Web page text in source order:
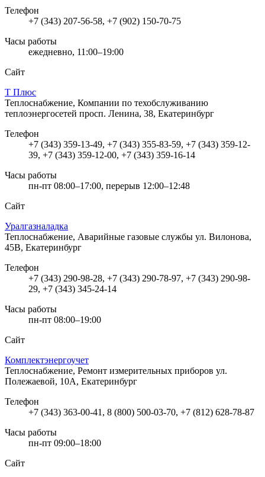
Телефон
+7 (343) 207-56-58, +7 (902) 150-70-75
Часы работы
ежедневно, 11:00–19:00
Сайт
Т Плюс
Теплоснабжение, Компании по техобслуживанию
теплоэнергосетей просп. Ленина, 38, Екатеринбург
Телефон
+7 (343) 359-13-49, +7 (343) 355-83-59, +7 (343) 359-12-
39, +7 (343) 359-12-00, +7 (343) 359-16-14
Часы работы
пн-пт 08:00–17:00, перерыв 12:00–12:48
Сайт
Уралгазналадка
Теплоснабжение, Аварийные газовые службы ул. Вилонова,
45В, Екатеринбург
Телефон
+7 (343) 290-98-28, +7 (343) 290-78-97, +7 (343) 290-98-
29, +7 (343) 345-24-14
Часы работы
пн-пт 08:00–19:00
Сайт
Комплектэнергоучет
Теплоснабжение, Ремонт измерительных приборов ул.
Полежаевой, 10А, Екатеринбург
Телефон
+7 (343) 363-00-41, 8 (800) 500-03-70, +7 (812) 628-78-87
Часы работы
пн-пт 09:00–18:00
Сайт